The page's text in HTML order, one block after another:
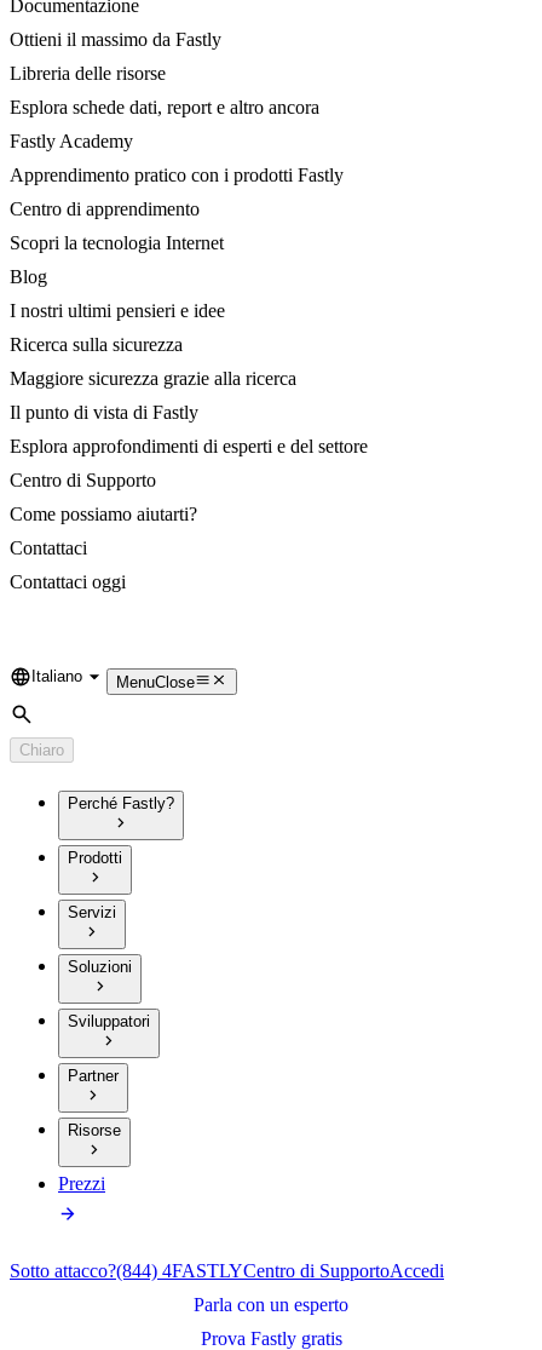
Documentazione
Ottieni il massimo da Fastly
Libreria delle risorse
Esplora schede dati, report e altro ancora
Fastly Academy
Apprendimento pratico con i prodotti Fastly
Centro di apprendimento
Scopri la tecnologia Internet
Blog
I nostri ultimi pensieri e idee
Ricerca sulla sicurezza
Maggiore sicurezza grazie alla ricerca
Il punto di vista di Fastly
Esplora approfondimenti di esperti e del settore
Centro di Supporto
Come possiamo aiutarti?
Contattaci
Contattaci oggi
Language
Italiano MenuClose
Cerca
Chiaro
Perché Fastly?
Prodotti
Servizi
Soluzioni
Sviluppatori
Partner
Risorse
Prezzi
Sotto attacco?(844) 4FASTLYCentro di SupportoAccedi
Parla con un esperto
Prova Fastly gratis